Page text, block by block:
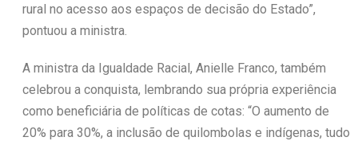
rural no acesso aos espaços de decisão do Estado”,
pontuou a ministra.
A ministra da Igualdade Racial, Anielle Franco, também
celebrou a conquista, lembrando sua própria experiência
como beneficiária de políticas de cotas: “O aumento de
20% para 30%, a inclusão de quilombolas e indígenas, tudo